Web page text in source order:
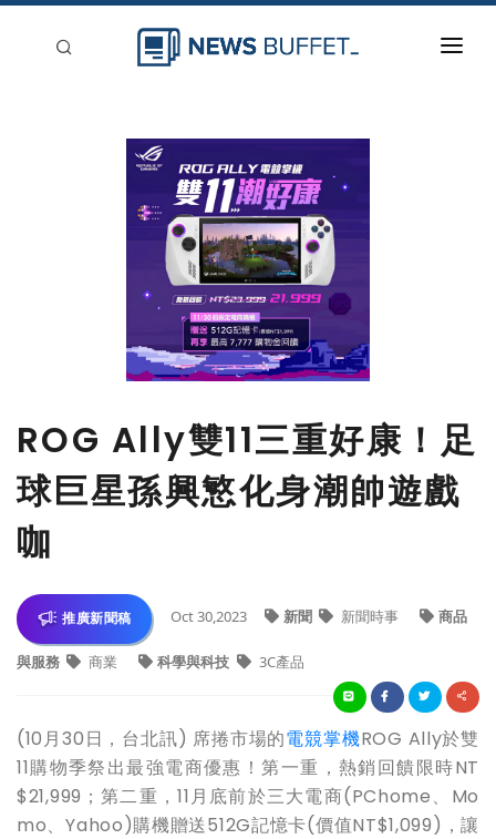
ROG Ally雙11三重好康！足
球巨星孫興慜化身潮帥遊戲
咖
推廣新聞稿 Oct 30,2023 新聞 新聞時事 商品
與服務 商業 科學與科技 3C產品
(10月30日，台北訊) 席捲市場的電競掌機ROG Ally於雙
11購物季祭出最強電商優惠！第一重，熱銷回饋限時NT
$21,999；第二重，11月底前於三大電商(PChome、Mo
mo、Yahoo)購機贈送512G記憶卡(價值NT$1,099)，讓